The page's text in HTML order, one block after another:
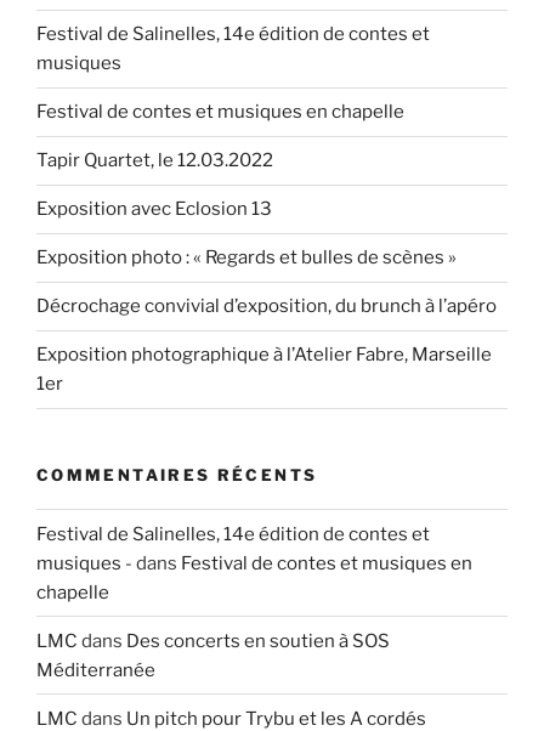
Festival de Salinelles, 14e édition de contes et
musiques
Festival de contes et musiques en chapelle
Tapir Quartet, le 12.03.2022
Exposition avec Eclosion 13
Exposition photo : « Regards et bulles de scènes »
Décrochage convivial d’exposition, du brunch à l’apéro
Exposition photographique à l’Atelier Fabre, Marseille
1er
COMMENTAIRES RÉCENTS
Festival de Salinelles, 14e édition de contes et
musiques - dans Festival de contes et musiques en
chapelle
LMC dans Des concerts en soutien à SOS
Méditerranée
LMC dans Un pitch pour Trybu et les A cordés